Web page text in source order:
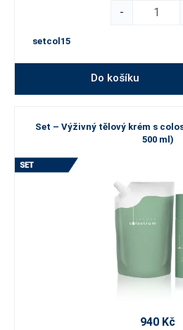
-
setcol15
Do košíku
Set – Výživný tělový krém s
500 ml)
940 Kč